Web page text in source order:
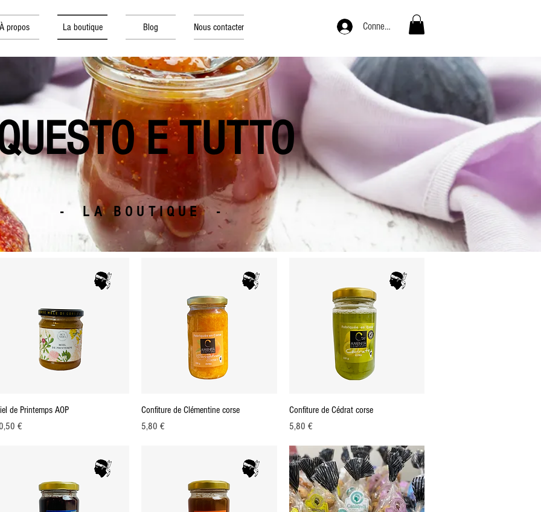
À propos La boutique Blog Nous contacter Connexion
E TUTTO
- LA BOUTIQUE -
Aperçu rapide
de Printemps AOP
€
Aperçu rapide
Confiture de Clémentine corse
Prix
5,80 €
Aperçu rapide
Confiture de Cédrat corse
Prix
5,80 €